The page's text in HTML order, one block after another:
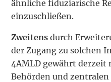
ähnliche fiduziarische
einzuschließen.
Zweitens durch
der Zugang zu solchen
4AMLD gewährt derzeit
Behörden und